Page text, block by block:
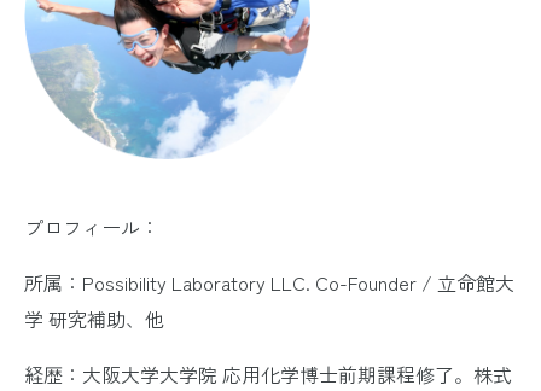
プロフィール：
所属：Possibility Laboratory LLC. Co-Founder / 立命館大
学 研究補助、他
経歴：大阪大学大学院 応用化学博士前期課程修了。株式